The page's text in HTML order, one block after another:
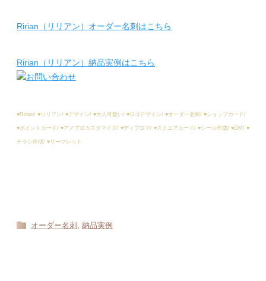
Ririan（リリアン）オーダー名刺はこちら
Ririan（リリアン）納品実例はこちら
♥︎Ririan/ ♥︎リリアン/ ♥︎デザイン/ ♥︎大人可愛い/ ♥︎ロゴデザイン/ ♥︎オーダー名刺/ ♥︎ショップカード/
♥︎ポイントカード/ ♥︎アメブロカスタマイズ/ ♥︎ディプロマ/ ♥︎スクエアカード/ ♥︎シール作成/ ♥︎DM/ ♥︎
チラシ作成/ ♥︎リーフレット
オーダー名刺 納品実例